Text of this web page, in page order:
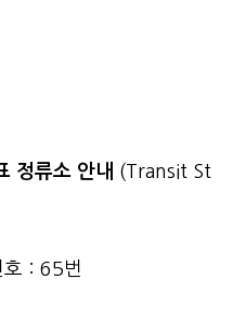
정류소 안내 (Transit St
호 : 65번